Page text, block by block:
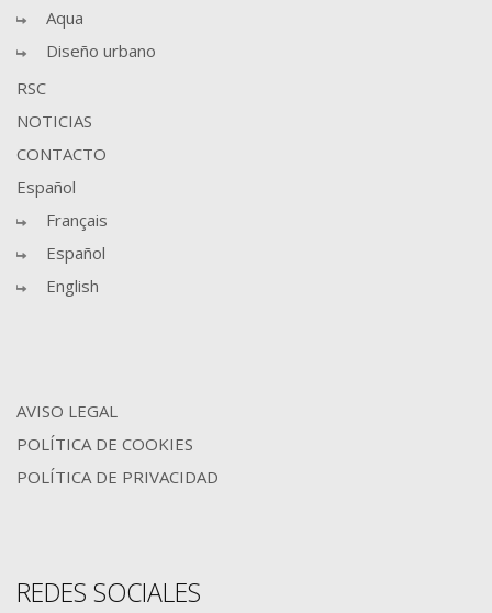
Aqua
Diseño urbano
RSC
NOTICIAS
CONTACTO
Español
Français
Español
English
AVISO LEGAL
POLÍTICA DE COOKIES
POLÍTICA DE PRIVACIDAD
REDES SOCIALES